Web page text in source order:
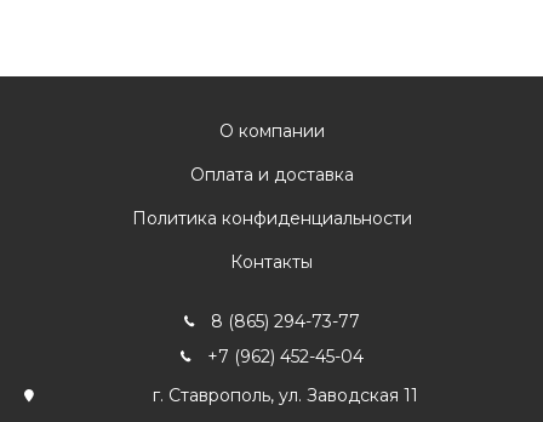
О компании
Оплата и доставка
Политика конфиденциальности
Контакты
8 (865) 294-73-77
+7 (962) 452-45-04
г. Ставрополь, ул. Заводская 11